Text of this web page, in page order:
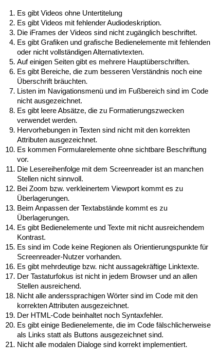
Es gibt Videos ohne Untertitelung
Es gibt Videos mit fehlender Audiodeskription.
Die iFrames der Videos sind nicht zugänglich beschriftet.
Es gibt Grafiken und grafische Bedienelemente mit fehlenden
oder nicht vollständigen Alternativtexten.
Auf einigen Seiten gibt es mehrere Hauptüberschriften.
Es gibt Bereiche, die zum besseren Verständnis noch eine
Überschrift bräuchten.
Listen im Navigationsmenü und im Fußbereich sind im Code
nicht ausgezeichnet.
Es gibt leere Absätze, die zu Formatierungszwecken
verwendet werden.
Hervorhebungen in Texten sind nicht mit den korrekten
Attributen ausgezeichnet.
Es kommen Formularelemente ohne sichtbare Beschriftung
vor.
Die Lesereihenfolge mit dem Screenreader ist an manchen
Stellen nicht sinnvoll.
Bei Zoom bzw. verkleinertem Viewport kommt es zu
Überlagerungen.
Beim Anpassen der Textabstände kommt es zu
Überlagerungen.
Es gibt Bedienelemente und Texte mit nicht ausreichendem
Kontrast.
Es sind im Code keine Regionen als Orientierungspunkte für
Screenreader-Nutzer vorhanden.
Es gibt mehrdeutige bzw. nicht aussagekräftige Linktexte.
Der Tastaturfokus ist nicht in jedem Browser und an allen
Stellen ausreichend.
Nicht alle anderssprachigen Wörter sind im Code mit den
korrekten Attributen ausgezeichnet.
Der HTML-Code beinhaltet noch Syntaxfehler.
Es gibt einige Bedienelemente, die im Code fälschlicherweise
als Links statt als Buttons ausgezeichnet sind.
Nicht alle modalen Dialoge sind korrekt implementiert.